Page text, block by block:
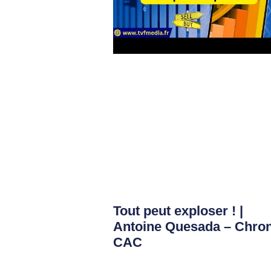
Tout peut exploser ! |
Antoine Quesada –
CAC